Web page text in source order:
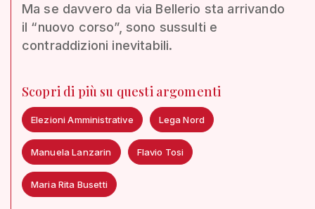
Ma se davvero da via Bellerio sta arrivando
il “nuovo corso”, sono sussulti e
contraddizioni inevitabili.
Scopri di più su questi argomenti
Elezioni Amministrative Lega Nord
Manuela Lanzarin Flavio Tosi
Maria Rita Busetti